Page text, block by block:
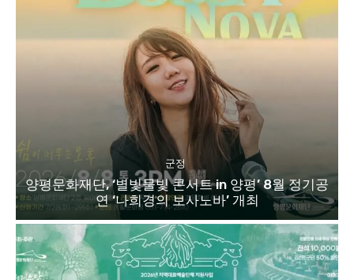
군정
양평문화재단, ‘별빛물빛 콘서트 in 양평’ 8월 정기공
연 ‘나희경의 보사노바’ 개최